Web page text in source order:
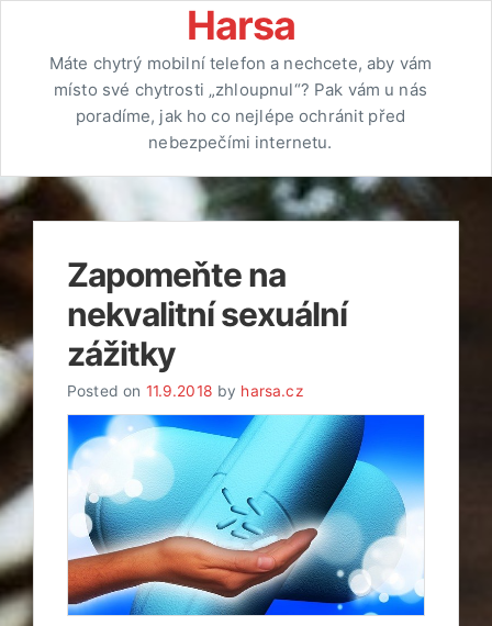
content
Harsa
Máte chytrý mobilní telefon a nechcete, aby vám
místo své chytrosti „zhloupnul“? Pak vám u nás
poradíme, jak ho co nejlépe ochránit před
nebezpečími internetu.
Zapomeňte na
nekvalitní sexuální
zážitky
Posted on 11.9.2018 by harsa.cz